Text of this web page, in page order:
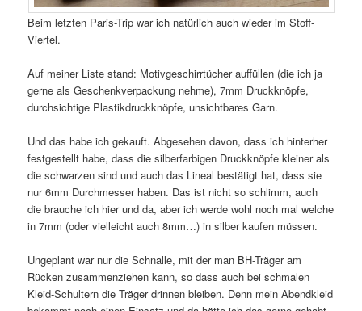
Beim letzten Paris-Trip war ich natürlich auch wieder im Stoff-
Viertel.
Auf meiner Liste stand: Motivgeschirrtücher auffüllen (die ich ja
gerne als Geschenkverpackung nehme), 7mm Druckknöpfe,
durchsichtige Plastikdruckknöpfe, unsichtbares Garn.
Und das habe ich gekauft. Abgesehen davon, dass ich hinterher
festgestellt habe, dass die silberfarbigen Druckknöpfe kleiner als
die schwarzen sind und auch das Lineal bestätigt hat, dass sie
nur 6mm Durchmesser haben. Das ist nicht so schlimm, auch
die brauche ich hier und da, aber ich werde wohl noch mal welche
in 7mm (oder vielleicht auch 8mm…) in silber kaufen müssen.
Ungeplant war nur die Schnalle, mit der man BH-Träger am
Rücken zusammenziehen kann, so dass auch bei schmalen
Kleid-Schultern die Träger drinnen bleiben. Denn mein Abendkleid